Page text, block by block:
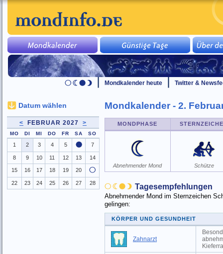
Mondkalender heute Twitter &
Mondkalender - 2.
MONDPHASE
Abnehmender Mond Schütze
Tagesempfehlungen
Abnehmender Mond im Sternzeichen
gelingen:
KÖRPER UND GESUNDHEIT
Zahnarzt
Datum wählen
< FEBRUAR 2027 >
MO DI MI DO FR SA SO
1 2 3 4 5 7
8 9 10 11 12 13 14
15 16 17 18 19 20
22 23 24 25 26 27 28